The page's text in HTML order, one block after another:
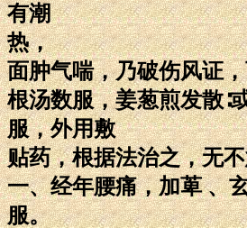
有潮
热，
面肿气喘，乃破伤风证
根汤数服，姜葱煎发散∶
服，外用敷
贴药，根据法治之，无
一、经年腰痛，加萆 、
服。